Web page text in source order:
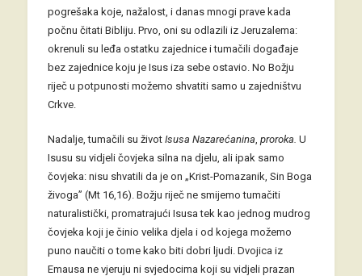
pogrešaka koje, nažalost, i danas mnogi prave kada
počnu čitati Bibliju. Prvo, oni su odlazili iz Jeruzalema:
okrenuli su leđa ostatku zajednice i tumačili događaje
bez zajednice koju je Isus iza sebe ostavio. No Božju
riječ u potpunosti možemo shvatiti samo u zajedništvu
Crkve.
Nadalje, tumačili su život Isusa Nazarećanina proroka. U
Isusu su vidjeli čovjeka silna na djelu, ali ipak samo
čovjeka: nisu shvatili da je on „Krist-Pomazanik, Sin Boga
živoga” (Mt 16,16). Božju riječ ne smijemo tumačiti
naturalistički, promatrajući Isusa tek kao jednog mudrog
čovjeka koji je činio velika djela i od kojega možemo
puno naučiti o tome kako biti dobri ljudi. Dvojica iz
Emausa ne vjeruju ni svjedocima koji su vidjeli prazan